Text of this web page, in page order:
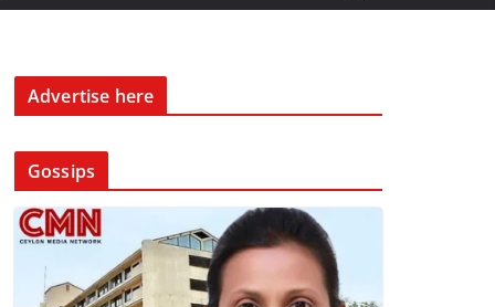
Advertise here
Gossips